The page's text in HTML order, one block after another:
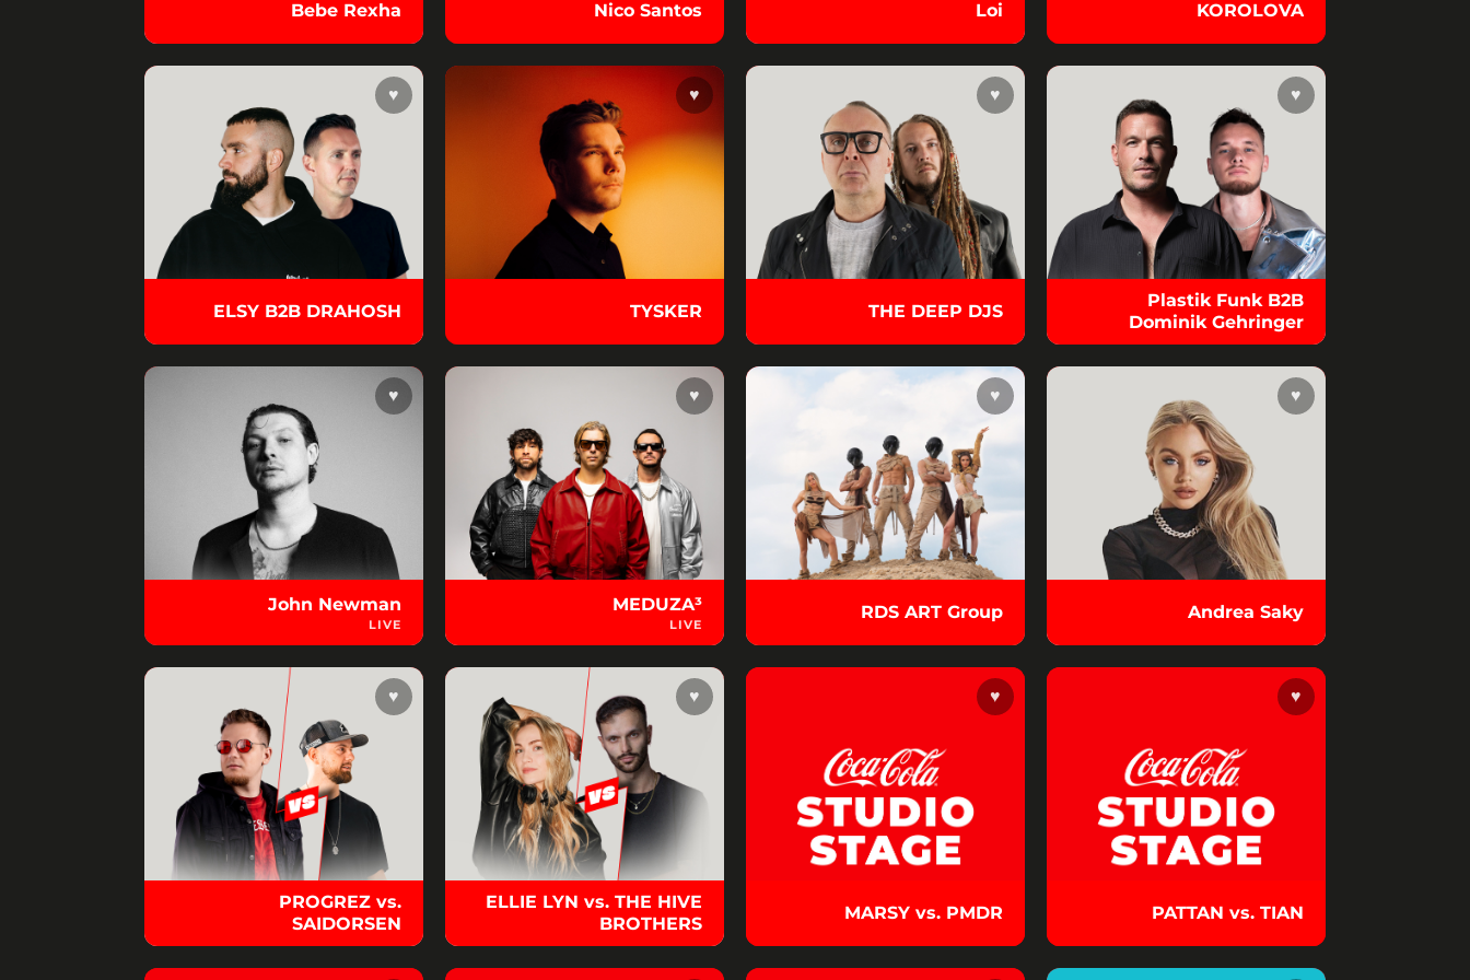
Bebe Rexha Nico Santos Loi KOROLOVA
♥
ELSY B2B DRAHOSH
♥
TYSKER
♥
THE DEEP DJS
♥
Plastik Funk B2B
Dominik Gehringer
♥
John Newman
LIVE
♥
MEDUZA³
LIVE
♥
RDS ART Group
♥
Andrea Saky
♥
PROGREZ vs.
SAIDORSEN
♥
ELLIE LYN vs. THE HIVE
BROTHERS
♥
MARSY vs. PMDR
♥
PATTAN vs. TIAN